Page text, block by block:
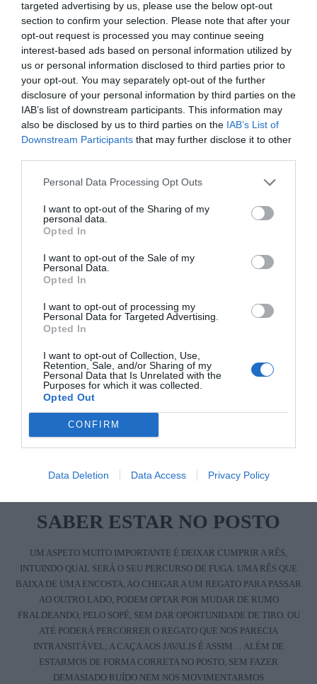
targeted advertising by us, please use the below opt-out
section to confirm your selection. Please note that after your
opt-out request is processed you may continue seeing
interest-based ads based on personal information utilized by
us or personal information disclosed to third parties prior to
your opt-out. You may separately opt-out of the further
disclosure of your personal information by third parties on the
IAB’s list of downstream participants. This information may
also be disclosed by us to third parties on the IAB’s List of
Downstream Participants that may further disclose it to other
Personal Data Processing Opt Outs
I want to opt-out of the Sharing of my
personal data.
Opted In
I want to opt-out of the Sale of my
Personal Data.
Opted In
I want to opt-out of processing my
Personal Data for Targeted Advertising.
Opted In
I want to opt-out of Collection, Use,
Retention, Sale, and/or Sharing of my
Personal Data that Is Unrelated with the
Purposes for which it was collected.
Opted Out
CONFIRM
Data Deletion Data Access Privacy Policy
Quantas vezes perdemos a oportunidade de atirar a um bom porco por
baixarmos a nossa atenção depois de passarem as matilhas? A mim já
me aconteceu… Os javalis mais sabidos preveem o perigo e muitas
vezes conseguem despistar os cães procurando pôr-se ao “fresco” depois
da confusão passar. É curioso observar como alguns javalis, talvez
depois de saírem ilesos de várias temporadas de montarias, saem por
onde menos se espera, por vezes direitos à solta das matilhas.
é suficiente para complicar a cabeça de muitos monteiros. Depois há
por vezes com uma “pequena” deslocação do local assinalado com o
número do posto e descurando uma boa passagem a poucas dezenas de
de qualquer outra consideração, devemos perceber que uma montaria
um desenrolar diferente de uma caçada aos javalis. Há com frequência
movimento de reses assim que se inicia a colocação dos postos,
inclusive de javalis devido ao passo dos cervídeos. Voltando ao cupo de
um macho, por vezes saber aguardar pela passagem do “melhor” pode
nos trazer grande alegria. Se não aconteceu… paciência, o “tal” ficará
SABER ESTAR NO POSTO
UM ASPETO MUITO IMPORTANTE É DEIXAR CUMPRIR A RÊS,
INTUINDO QUAL SERÁ O SEU PERCURSO DE FUGA. UMA RÊS QUE
BAIXA DE UMA ENCOSTA, AO CHEGAR A UM REGATO PARA PASSAR
AO OUTRO LADO, PODEM OPTAR POR MUDAR DE RUMO
FRALDEANDO, PELO SOPÉ, SEM DAR OPORTUNIDADE DE TIRO. OU
ATÉ PODERÁ PERCORRER O REGATO QUE NOS PARECIA
INTRANSITÁVEL; A CAÇA AOS JAVALIS É ASSIM… ALÉM DE
ESTARMOS DE FORMA CORRETA NO POSTO, SEM FAZER
DEMASIADO RUÍDO NEM NOS MOVIMENTARMOS